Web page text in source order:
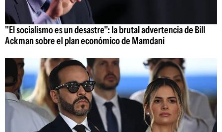
"El socialismo es un desastre": la brutal advertencia de Bill
Ackman sobre el plan económico de Mamdani